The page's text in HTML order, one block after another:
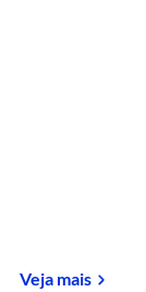
Veja maissobre